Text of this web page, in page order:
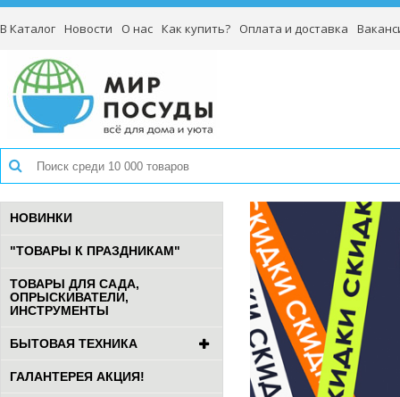
В Каталог Новости О нас Как купить? Оплата и доставка
НОВИНКИ
"ТОВАРЫ К ПРАЗДНИКАМ"
ТОВАРЫ ДЛЯ САДА,
ОПРЫСКИВАТЕЛИ,
ИНСТРУМЕНТЫ
БЫТОВАЯ ТЕХНИКА
ГАЛАНТЕРЕЯ АКЦИЯ!